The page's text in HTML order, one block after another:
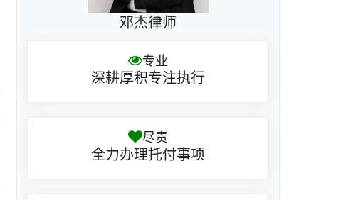
邓杰律师
专业
深耕厚积专注执行
尽责
全力办理托付事项